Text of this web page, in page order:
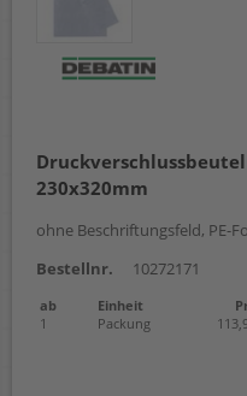
230x320mm
ohne Beschriftungsfeld, PE-
Bestellnr.
10272171
ab Einheit
1
Packung